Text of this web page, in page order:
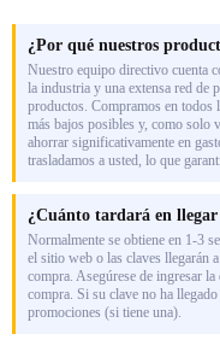
¿Por qué nuestros
Nuestro equipo directivo cuenta
la industria y una extensa red de
productos. Compramos en todos
más bajos posibles y, como solo
ahorrar significativamente en
trasladamos a usted, lo que
¿Cuánto tardará en
Normalmente se obtiene en 1-3
el sitio web o las claves llegarán
compra. Asegúrese de ingresar
compra. Si su clave no ha
promociones (si tiene una).